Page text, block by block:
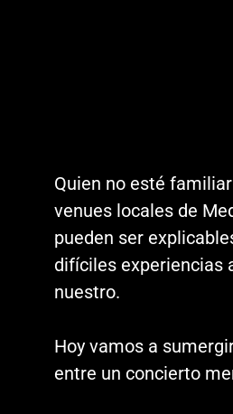
Quien no esté
venues locales de
pueden ser
difíciles experiencias
nuestro.
Hoy vamos a
entre un concierto